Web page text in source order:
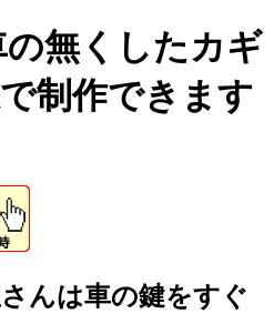
無くしたカギ
制作できます
んは車の鍵をすぐ